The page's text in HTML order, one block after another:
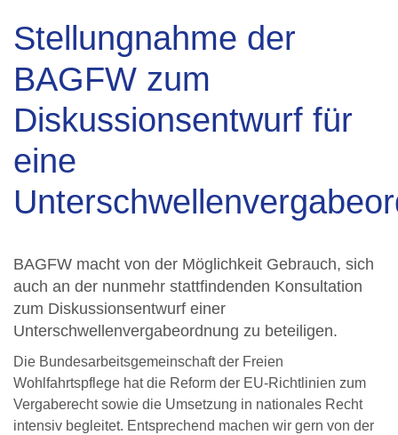
Stellungnahme der
BAGFW zum
Diskussionsentwurf für
eine
BAGFW macht von der Möglichkeit Gebrauch, sich
auch an der nunmehr stattfindenden Konsultation
zum Diskussionsentwurf einer
Unterschwellenvergabeordnung zu beteiligen.
Die Bundesarbeitsgemeinschaft der Freien
Wohlfahrtspflege hat die Reform der EU-Richtlinien zum
Vergaberecht sowie die Umsetzung in nationales Recht
intensiv begleitet. Entsprechend machen wir gern von der